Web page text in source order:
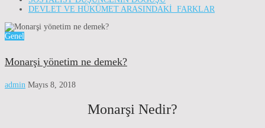
DEVLET VE HÜKÜMET ARASINDAKİ FARKLAR
Genel
Monarşi yönetim ne demek?
admin Mayıs 8, 2018
Monarşi Nedir?